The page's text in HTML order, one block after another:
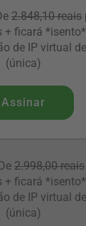
2.848,10 reais
+ ficará
de IP virtual
(única)
Assinar
2.998,00 reais
+ ficará
de IP virtual
(única)